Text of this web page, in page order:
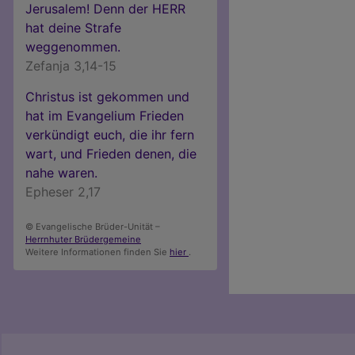
Jerusalem! Denn der HERR
hat deine Strafe
weggenommen.
Zefanja 3,14-15
Christus ist gekommen und
hat im Evangelium Frieden
verkündigt euch, die ihr fern
wart, und Frieden denen, die
nahe waren.
Epheser 2,17
© Evangelische Brüder-Unität –
Herrnhuter Brüdergemeine
Weitere Informationen finden Sie hier .